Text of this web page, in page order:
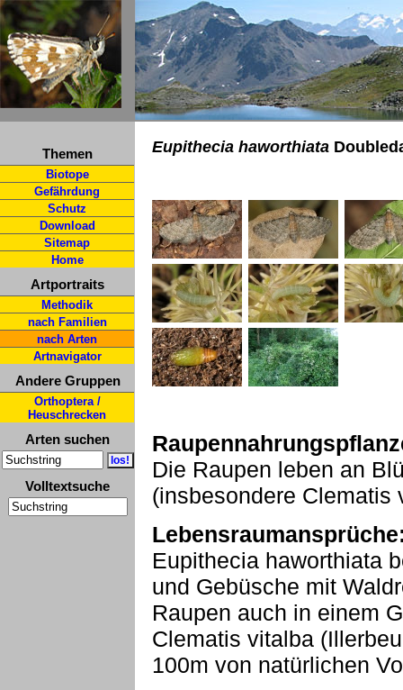
Themen
Biotope
Gefährdung
Schutz
Download
Sitemap
Home
Artportraits
Methodik
nach Familien
nach Arten
Artnavigator
Andere Gruppen
Orthoptera /
Heuschrecken
Arten suchen
Volltextsuche
Eupithecia haworthiata
Die Raupen leben an
(insbesondere Clematis
Eupithecia haworthiata
und Gebüsche mit
Raupen auch in einem
Clematis vitalba
100m von natürlichen